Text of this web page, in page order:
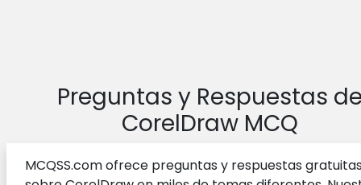
Preguntas y Respuestas
CorelDraw MCQ
MCQSS.com ofrece preguntas y respuestas